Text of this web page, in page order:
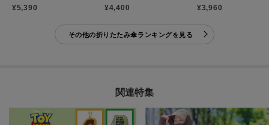
¥5,390 ¥4,400 ¥3,960
その他の折りたたみ傘ランキングを見る
関連特集